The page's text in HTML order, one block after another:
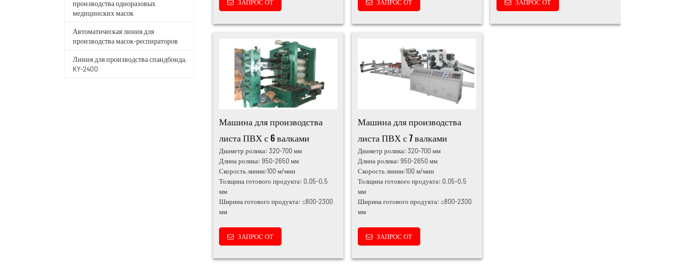
ЗАПРОС ОТ ЗАПРОС ОТ ЗАПРОС ОТ
Машина для производства
листа ПВХ с 6 валками
Диаметр ролика: 320-700 мм
Длина ролика: 950-2650 мм
Скорость линии:100 м/мин
Толщина готового продукта: 0.05-0.5
мм
Ширина готового продукта: ≤800-2300
мм
ЗАПРОС ОТ
Машина для производства
листа ПВХ с 7 валками
Диаметр ролика: 320-700 мм
Длина ролика: 950-2650 мм
Скорость линии:100 м/мин
Толщина готового продукта: 0.05-0.5
мм
Ширина готового продукта: ≤800-2300
мм
ЗАПРОС ОТ
производства одноразовых
медицинских масок
Автоматическая линия для
производства масок-респираторов
Линия для производства спандбонда,
KY-2400